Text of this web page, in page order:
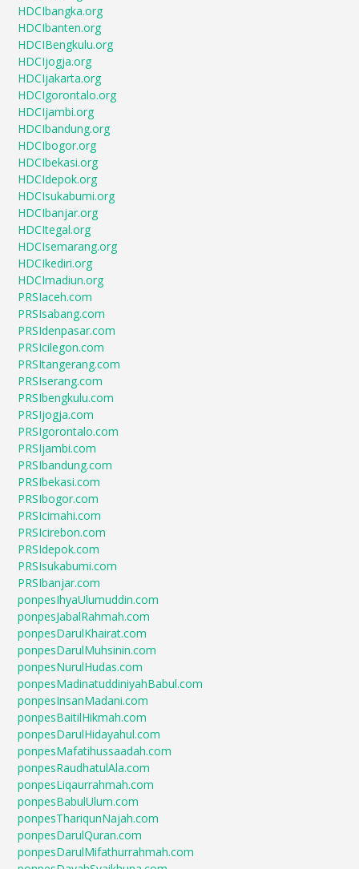
HDCIbangka.org
HDCIbanten.org
HDCIBengkulu.org
HDCIjogja.org
HDCIjakarta.org
HDCIgorontalo.org
HDCIjambi.org
HDCIbandung.org
HDCIbogor.org
HDCIbekasi.org
HDCIdepok.org
HDCIsukabumi.org
HDCIbanjar.org
HDCItegal.org
HDCIsemarang.org
HDCIkediri.org
HDCImadiun.org
PRSIaceh.com
PRSIsabang.com
PRSIdenpasar.com
PRSIcilegon.com
PRSItangerang.com
PRSIserang.com
PRSIbengkulu.com
PRSIjogja.com
PRSIgorontalo.com
PRSIjambi.com
PRSIbandung.com
PRSIbekasi.com
PRSIbogor.com
PRSIcimahi.com
PRSIcirebon.com
PRSIdepok.com
PRSIsukabumi.com
PRSIbanjar.com
ponpesIhyaUlumuddin.com
ponpesJabalRahmah.com
ponpesDarulKhairat.com
ponpesDarulMuhsinin.com
ponpesNurulHudas.com
ponpesMadinatuddiniyahBabul.com
ponpesInsanMadani.com
ponpesBaitilHikmah.com
ponpesDarulHidayahul.com
ponpesMafatihussaadah.com
ponpesRaudhatulAla.com
ponpesLiqaurrahmah.com
ponpesBabulUlum.com
ponpesThariqunNajah.com
ponpesDarulQuran.com
ponpesDarulMifathurrahmah.com